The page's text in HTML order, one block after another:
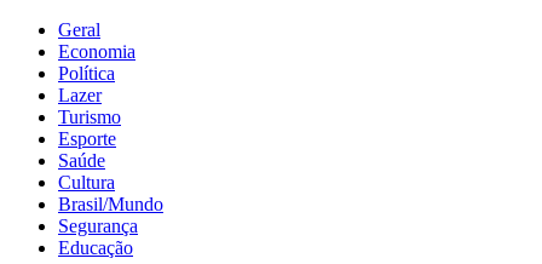
Geral
Economia
Política
Lazer
Turismo
Esporte
Saúde
Cultura
Brasil/Mundo
Segurança
Educação